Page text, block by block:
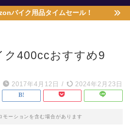
バイク用品タイムセール！
ク400ccおすすめ9
2017年4月12日 / 2024年2月23日
モーションを含む場合があります